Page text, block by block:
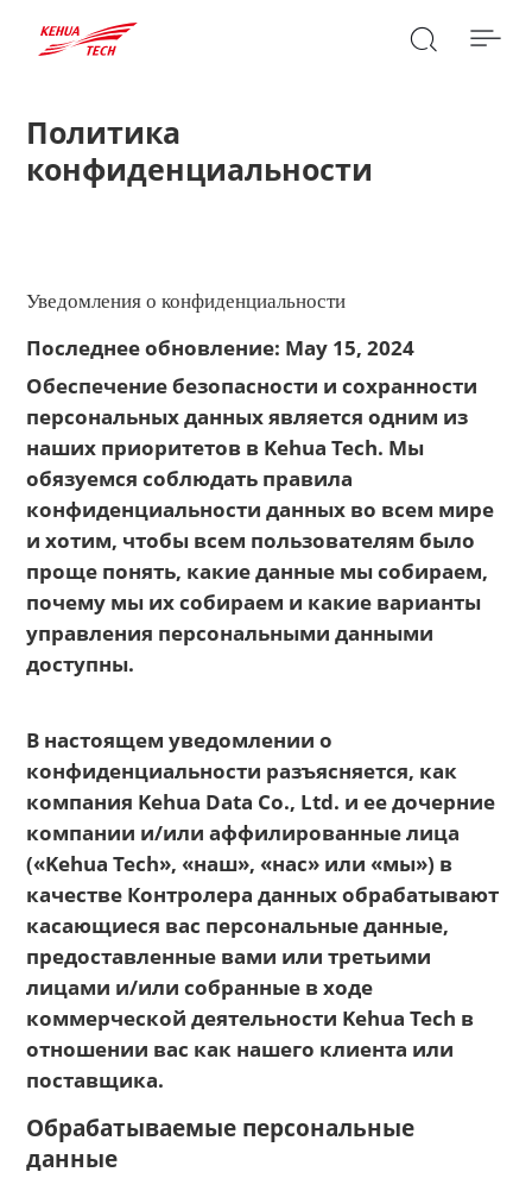

Политика
конфиденциальности
Уведомления о конфиденциальности
Последнее обновление: May 15, 2024
Обеспечение безопасности и сохранности
персональных данных является одним из
наших приоритетов в Kehua Tech. Мы
обязуемся соблюдать правила
конфиденциальности данных во всем мире
и хотим, чтобы всем пользователям было
проще понять, какие данные мы собираем,
почему мы их собираем и какие варианты
управления персональными данными
доступны.
В настоящем уведомлении о
конфиденциальности разъясняется, как
компания Kehua Data Co., Ltd. и ее дочерние
компании и/или аффилированные лица
(«Kehua Tech», «наш», «нас» или «мы») в
качестве Контролера данных обрабатывают
касающиеся вас персональные данные,
предоставленные вами или третьими
лицами и/или собранные в ходе
коммерческой деятельности Kehua Tech в
отношении вас как нашего клиента или
поставщика.
Обрабатываемые персональные
данные